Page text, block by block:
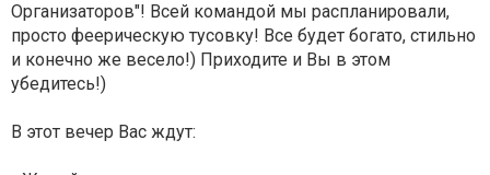
Организаторов"! Всей командой мы распланировали,
просто феерическую тусовку! Все будет богато, стильно
и конечно же весело!) Приходите и Вы в этом
убедитесь!)
В этот вечер Вас ждут: